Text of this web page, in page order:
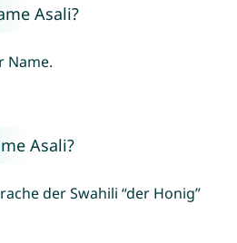
Asali?
Name.
Asali?
der Swahili “der Honig”